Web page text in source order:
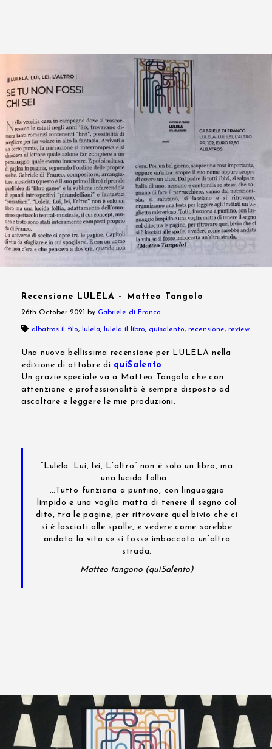
Recensione LULELA – Matteo Tangolo
26th October 2021 by Gabriele di Franco
albatros il filo, lulela, lulela il libro, quisalento, recensione, review
Una nuova bellissima recensione per LULELA nella
edizione di ottobre di quiSalento.
Un grazie speciale va a Matteo Tangolo che con
attenzione e professionalità è sempre disposto ad
ascoltare e leggere le mie produzioni.
“Lulela. Lui, lei, L’altro” non è solo un libro, ma
una lucida follia…
…Tutto funziona a puntino, con linguaggio
limpido e una voglia matta di tenere il segno col
dito, tra le pagine, per ritrovare quel bivio che ci
si è lasciati alle spalle, e vedere come sarebbe
andata la vita se si fosse imboccata un’altra
strada.
Matteo tangono (quiSalento)